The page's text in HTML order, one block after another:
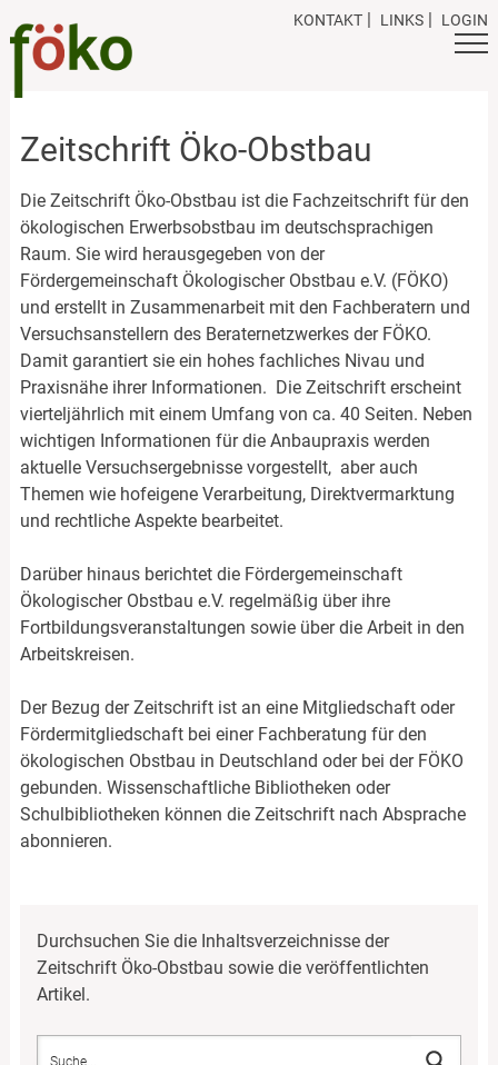
to
content
KONTAKT LINKS LOGIN
Zeitschrift Öko-Obstbau
Die Zeitschrift Öko-Obstbau ist die Fachzeitschrift für den
ökologischen Erwerbsobstbau im deutschsprachigen
Raum. Sie wird herausgegeben von der
Fördergemeinschaft Ökologischer Obstbau e.V. (FÖKO)
und erstellt in Zusammenarbeit mit den Fachberatern und
Versuchsanstellern des Beraternetzwerkes der FÖKO.
Damit garantiert sie ein hohes fachliches Nivau und
Praxisnähe ihrer Informationen. Die Zeitschrift erscheint
vierteljährlich mit einem Umfang von ca. 40 Seiten. Neben
wichtigen Informationen für die Anbaupraxis werden
aktuelle Versuchsergebnisse vorgestellt, aber auch
Themen wie hofeigene Verarbeitung, Direktvermarktung
und rechtliche Aspekte bearbeitet.
Darüber hinaus berichtet die Fördergemeinschaft
Ökologischer Obstbau e.V. regelmäßig über ihre
Fortbildungsveranstaltungen sowie über die Arbeit in den
Arbeitskreisen.
Der Bezug der Zeitschrift ist an eine Mitgliedschaft oder
Fördermitgliedschaft bei einer Fachberatung für den
ökologischen Obstbau in Deutschland oder bei der FÖKO
gebunden. Wissenschaftliche Bibliotheken oder
Schulbibliotheken können die Zeitschrift nach Absprache
abonnieren.
Durchsuchen Sie die Inhaltsverzeichnisse der
Zeitschrift Öko-Obstbau sowie die veröffentlichten
Artikel.